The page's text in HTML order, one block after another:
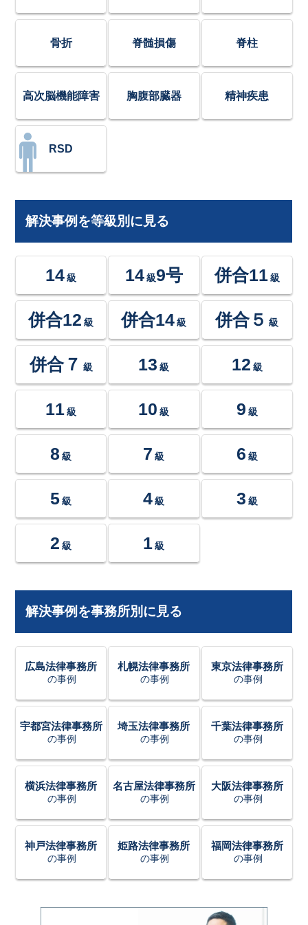
骨折 脊髄損傷 脊柱
高次脳機能障害 胸腹部臓器 精神疾患
RSD
解決事例を等級別に見る
14 級 14級9号 併合11 級
併合12 級 併合14 級 併合５ 級
併合７ 級 13 級 12 級
11 級 10 級 9 級
8 級 7 級 6 級
5 級 4 級 3 級
2 級 1 級
解決事例を事務所別に見る
広島法律事務所
の事例
札幌法律事務所
の事例
東京法律事務所
の事例
宇都宮法律事務所
の事例
埼玉法律事務所
の事例
千葉法律事務所
の事例
横浜法律事務所
の事例
名古屋法律事務所
の事例
大阪法律事務所
の事例
神戸法律事務所
の事例
姫路法律事務所
の事例
福岡法律事務所
の事例